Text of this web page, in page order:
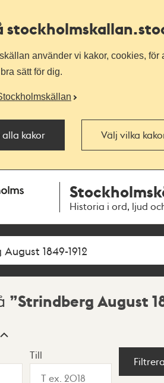
stockholmskallan
använder vi kakor, cookies,
sätt för dig.
alla kakor Välj vilka
Historia i ord, ljud
Strindberg August
Till